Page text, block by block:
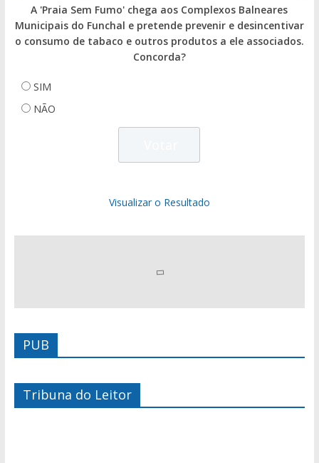
A 'Praia Sem Fumo' chega aos Complexos Balneares
Municipais do Funchal e pretende prevenir e desincentivar
o consumo de tabaco e outros produtos a ele associados.
Concorda?
SIM
NÃO
Visualizar o Resultado
PUB
Tribuna do Leitor